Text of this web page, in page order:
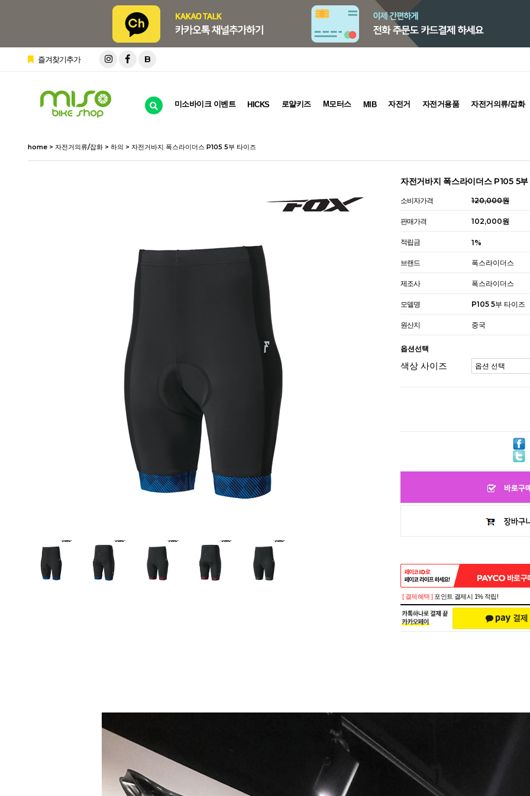
즐겨찾기추가 B
미소바이크 이벤트 HICKS 로얄키즈 M모터스 MIB 자전거 자전거용품 자전거의류/잡화
home > 자전거의류/잡화 > 하의 > 자전거바지 폭스라이더스 P105 5부 타이즈
자전거바지 폭스라이더스 P105 5
소비자가격 120,000원
판매가격 102,000원
적립금 1%
브랜드 폭스라이더스
제조사 폭스라이더스
모델명 P105 5부 타이즈
원산지 중국
옵션선택
색상 사이즈
[ 결제혜택 ] 포인트 결제시 1% 적립!